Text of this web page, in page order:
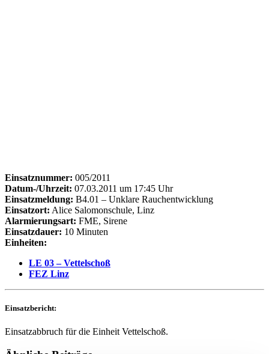
Einsatznummer: 005/2011
Datum-/Uhrzeit: 07.03.2011 um 17:45 Uhr
Einsatzmeldung: B4.01 – Unklare Rauchentwicklung
Einsatzort: Alice Salomonschule, Linz
Alarmierungsart: FME, Sirene
Einsatzdauer: 10 Minuten
Einheiten:
LE 03 – Vettelschoß
FEZ Linz
Einsatzbericht:
Einsatzabbruch für die Einheit Vettelschoß.